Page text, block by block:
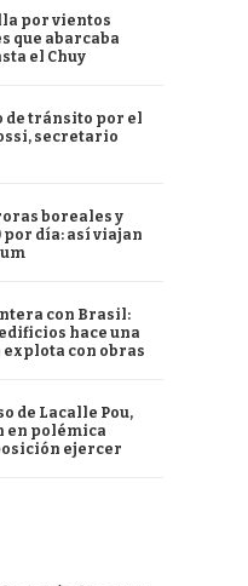
por vientos
que abarcaba
el Chuy
de tránsito por el
secretario
boreales y
por día: así viajan
con Brasil:
hace una
con obras
de Lacalle Pou,
en polémica
ejercer